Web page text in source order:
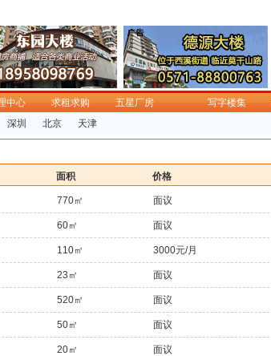
中心 求租求购 五星厂房 写字楼集
深圳 北京 天津
面积 价格
770㎡ 面议
60㎡ 面议
110㎡ 3000元/月
23㎡ 面议
520㎡ 面议
50㎡ 面议
20㎡ 面议